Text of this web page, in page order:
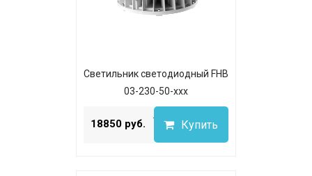
Светильник светодиодный FHB
03-230-50-xxx
...
18850 руб. Купить